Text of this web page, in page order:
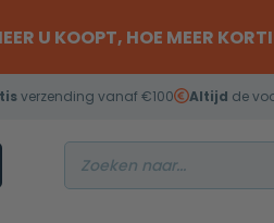
U KOOPT, HOE MEER
verzending vanaf €100 Altijd de